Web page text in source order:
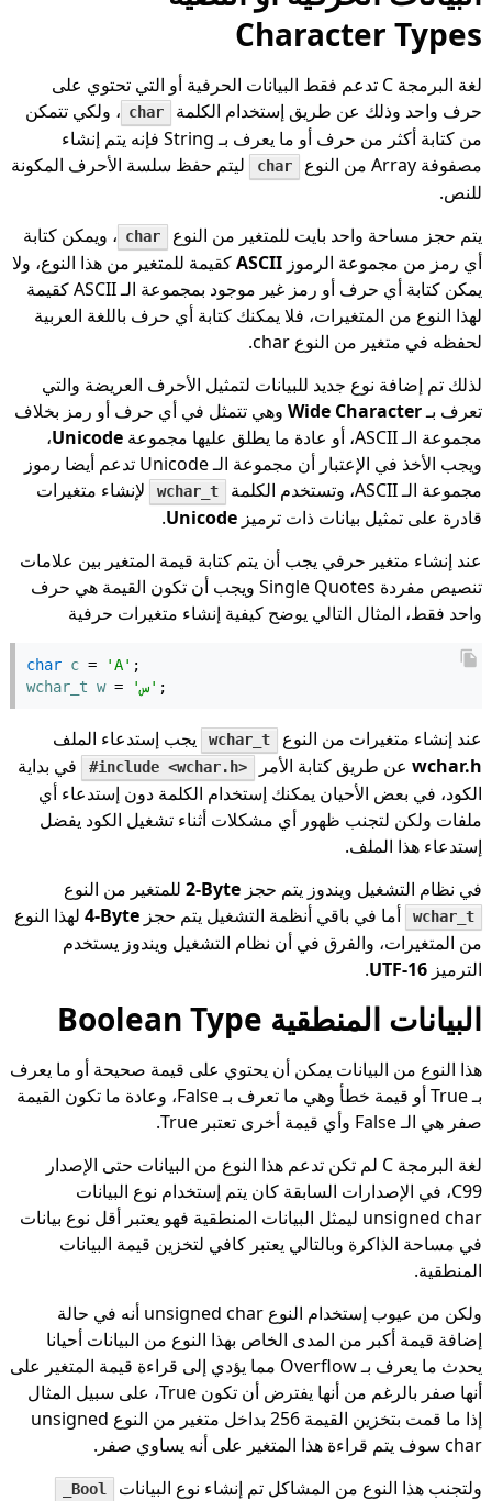
Character Types
لغة البرمجة C تدعم فقط البيانات الحرفية أو التي تحتوي على
حرف واحد وذلك عن طريق إستخدام الكلمة
char ، ولكي تتمكن
من كتابة أكثر من حرف أو ما يعرف بـ String فإنه يتم إنشاء
مصفوفة Array من النوع
char
ليتم حفظ سلسة الأحرف المكونة
للنص.
يتم حجز مساحة واحد بايت للمتغير من النوع
char ، ويمكن كتابة
أي رمز من مجموعة الرموز ASCIIكقيمة للمتغير من هذا النوع، ولا
يمكن كتابة أي حرف أو رمز غير موجود بمجموعة الـ ASCII كقيمة
لهذا النوع من المتغيرات، فلا يمكنك كتابة أي حرف باللغة العربية
لحفظه في متغير من النوع char.
لذلك تم إضافة نوع جديد للبيانات لتمثيل الأحرف العريضة والتي
تعرف بـWide Characterوهي تتمثل في أي حرف أو رمز بخلاف
مجموعة الـ ASCII، أو عادة ما يطلق عليها مجموعة
Unicode،
ويجب الأخذ في الإعتبار أن مجموعة الـ Unicode تدعم أيضا رموز
مجموعة الـ ASCII،
وتستخدم الكلمة wchar_t
لإنشاء متغيرات
قادرة على تمثيل بيانات ذات ترميز Unicode
.
عند إنشاء متغير حرفي يجب أن يتم كتابة قيمة المتغير بين علامات
تنصيص مفردة Single Quotes ويجب أن تكون القيمة هي حرف
واحد فقط، المثال التالي يوضح كيفية إنشاء متغيرات حرفية
char c = 'A' ;
wchar_t w = 'س' ;
عند إنشاء متغيرات من النوع wchar_t
يجب إستدعاء الملف
wchar.hعن طريق كتابة الأمر #include <wchar.h>
في بداية
الكود، في بعض الأحيان يمكنك إستخدام الكلمة دون إستدعاء أي
ملفات ولكن لتجنب ظهور أي مشكلات أثناء تشغيل الكود يفضل
إستدعاء هذا الملف.
في نظام التشغيل ويندوز يتم حجز 2-Byteللمتغير من النوع
wchar_t أما في باقي أنظمة التشغيل يتم حجز 4-Byteلهذا النوع
من المتغيرات، والفرق في أن نظام التشغيل ويندوز يستخدم
الترميز UTF-16
.
البيانات المنطقية Boolean Type
هذا النوع من البيانات يمكن أن يحتوي على قيمة صحيحة أو ما يعرف
بـ True أو قيمة خطأ وهي ما تعرف بـ False، وعادة ما تكون القيمة
صفر هي الـ False وأي قيمة أخرى تعتبر True.
لغة البرمجة C لم تكن تدعم هذا النوع من البيانات حتى الإصدار
C99، في الإصدارات السابقة كان يتم إستخدام نوع البيانات
unsigned char ليمثل البيانات المنطقية فهو يعتبر أقل نوع بيانات
في مساحة الذاكرة وبالتالي يعتبر كافي لتخزين قيمة البيانات
المنطقية.
ولكن من عيوب إستخدام النوع unsigned char أنه في حالة
إضافة قيمة أكبر من المدى الخاص بهذا النوع من البيانات أحيانا
يحدث ما يعرف بـ Overflow مما يؤدي إلى قراءة قيمة المتغير على
أنها صفر بالرغم من أنها يفترض أن تكون True، على سبيل المثال
إذا ما قمت بتخزين القيمة 256 بداخل متغير من النوع unsigned
char سوف يتم قراءة هذا المتغير على أنه يساوي صفر.
ولتجنب هذا النوع من المشاكل تم إنشاء نوع البيانات
_Bool